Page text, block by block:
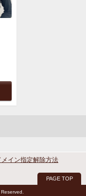
メイン指定解除方法
PAGE TOP